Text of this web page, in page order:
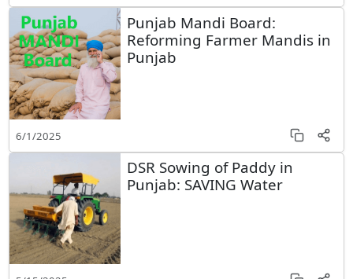
Punjab Mandi Board:
Reforming Farmer Mandis in
Punjab
6/1/2025
DSR Sowing of Paddy in
Punjab: SAVING Water